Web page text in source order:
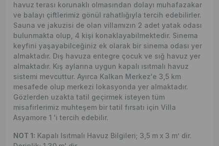
havuz terası korunaklı olmasından dolayı muhafazakar
ve balayı çiftlerimiz gönül rahatlığıyla tercih edebilirler.
Sauna ve jakuzisi de olan villamızın 2 adet yatak odası
bulunmakta olup, 4 kişi konaklayabilmektedir. Sinema
keyfini yaşayabilceğiniz ek olarak bir sinema odası yer
almaktadır. Dış havuza entegre çocuk ve sığ havuz yer
almaktadır. Kış aylarına uygun kapalı ısıtmalı havuz
sistemi mevcuttur. Ayırca Kalkan Merkez'e 3,5 km
mesafede olup merkezi lokasyonda yer almaktadır.
Gözlerden uzakta tatil geçirmek isteyen tüm
misafirlerimiz muhteşem bir tatil fırsatı için Villa
Asyamore 1 'i tercih edebilir.
NOT 1: Kapalı Isıtmalı Havuz Bilgileri; 3,5 m x 3 m’ dir.